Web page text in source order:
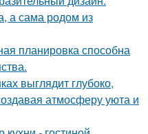
а сама родом из
планировка способна
выглядит глубоко,
атмосферу уюта и